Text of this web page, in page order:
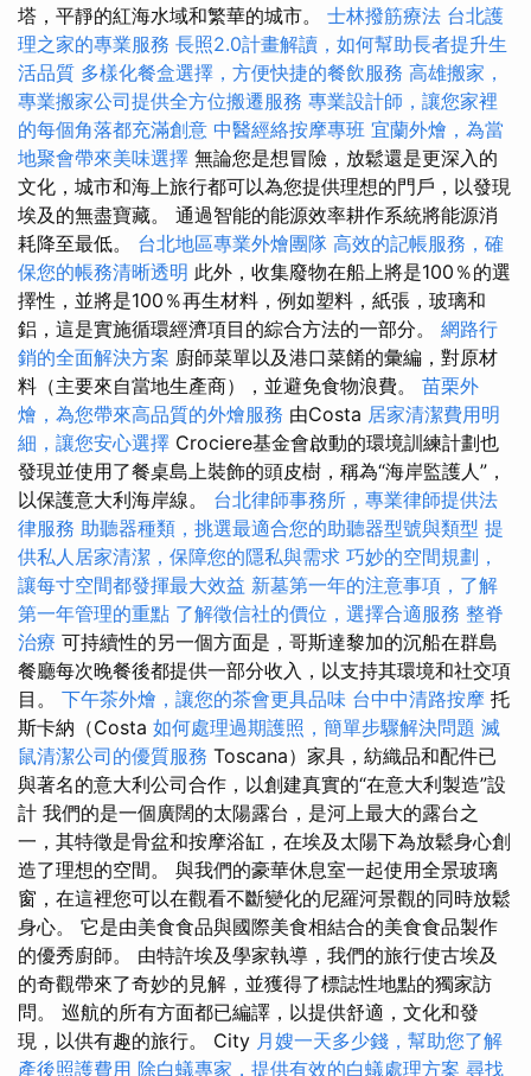
塔，平靜的紅海水域和繁華的城市。 士林撥筋療法 台北護
理之家的專業服務 長照2.0計畫解讀，如何幫助長者提升生
活品質 多樣化餐盒選擇，方便快捷的餐飲服務 高雄搬家，
專業搬家公司提供全方位搬遷服務 專業設計師，讓您家裡
的每個角落都充滿創意 中醫經絡按摩專班 宜蘭外燴，為當
地聚會帶來美味選擇 無論您是想冒險，放鬆還是更深入的
文化，城市和海上旅行都可以為您提供理想的門戶，以發現
埃及的無盡寶藏。 通過智能的能源效率耕作系統將能源消
耗降至最低。 台北地區專業外燴團隊 高效的記帳服務，確
保您的帳務清晰透明 此外，收集廢物在船上將是100％的選
擇性，並將是100％再生材料，例如塑料，紙張，玻璃和
鋁，這是實施循環經濟項目的綜合方法的一部分。 網路行
銷的全面解決方案 廚師菜單以及港口菜餚的彙編，對原材
料（主要來自當地生產商），並避免食物浪費。 苗栗外
燴，為您帶來高品質的外燴服務 由Costa 居家清潔費用明
細，讓您安心選擇 Crociere基金會啟動的環境訓練計劃也
發現並使用了餐桌島上裝飾的頭皮樹，稱為“海岸監護人”，
以保護意大利海岸線。 台北律師事務所，專業律師提供法
律服務 助聽器種類，挑選最適合您的助聽器型號與類型 提
供私人居家清潔，保障您的隱私與需求 巧妙的空間規劃，
讓每寸空間都發揮最大效益 新墓第一年的注意事項，了解
第一年管理的重點 了解徵信社的價位，選擇合適服務 整脊
治療 可持續性的另一個方面是，哥斯達黎加的沉船在群島
餐廳每次晚餐後都提供一部分收入，以支持其環境和社交項
目。 下午茶外燴，讓您的茶會更具品味 台中中清路按摩 托
斯卡納（Costa 如何處理過期護照，簡單步驟解決問題 滅
鼠清潔公司的優質服務 Toscana）家具，紡織品和配件已
與著名的意大利公司合作，以創建真實的“在意大利製造”設
計 我們的是一個廣闊的太陽露台，是河上最大的露台之
一，其特徵是骨盆和按摩浴缸，在埃及太陽下為放鬆身心創
造了理想的空間。 與我們的豪華休息室一起使用全景玻璃
窗，在這裡您可以在觀看不斷變化的尼羅河景觀的同時放鬆
身心。 它是由美食食品與國際美食相結合的美食食品製作
的優秀廚師。 由特許埃及學家執導，我們的旅行使古埃及
的奇觀帶來了奇妙的見解，並獲得了標誌性地點的獨家訪
問。 巡航的所有方面都已編譯，以提供舒適，文化和發
現，以供有趣的旅行。 City 月嫂一天多少錢，幫助您了解
產後照護費用 除白蟻專家，提供有效的白蟻處理方案 尋找